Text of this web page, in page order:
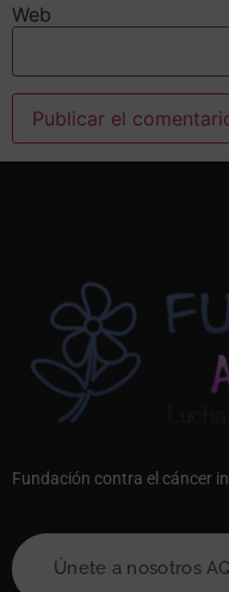
Web
Fundación contra el cáncer
Únete a nosotros